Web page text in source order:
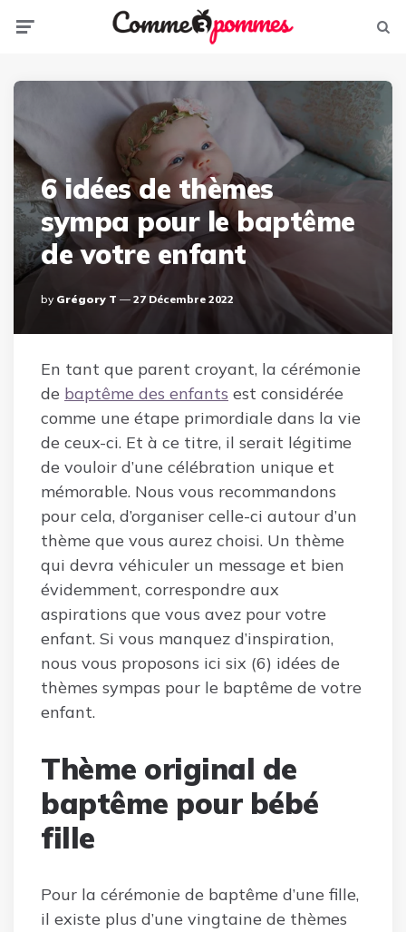
6 idées de thèmes
sympa pour le baptême
de votre enfant
Posted
By
By Grégory T 27 Décembre 2022
En tant que parent croyant, la cérémonie
de baptême des enfants est considérée
comme une étape primordiale dans la vie
de ceux-ci. Et à ce titre, il serait légitime
de vouloir d’une célébration unique et
mémorable. Nous vous recommandons
pour cela, d’organiser celle-ci autour d’un
thème que vous aurez choisi. Un thème
qui devra véhiculer un message et bien
évidemment, correspondre aux
aspirations que vous avez pour votre
enfant. Si vous manquez d’inspiration,
nous vous proposons ici six (6) idées de
thèmes sympas pour le baptême de votre
enfant.
Thème original de
baptême pour bébé
fille
Pour la cérémonie de baptême d’une fille,
il existe plus d’une vingtaine de thèmes